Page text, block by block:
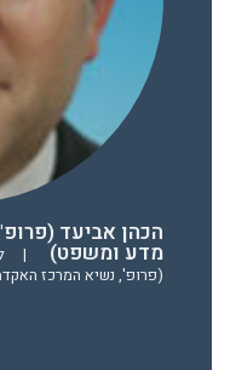
הכהן אביעד
מדע ומשפט) |
(פרופ', נשיא המרכז